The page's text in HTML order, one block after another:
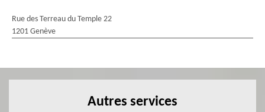
Rue des Terreau du Temple 22
1201 Genève
Autres services